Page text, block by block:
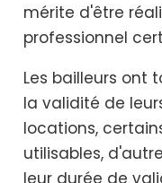
mérite d'être
professionnel
Les bailleurs ont
la validité de
locations,
utilisables,